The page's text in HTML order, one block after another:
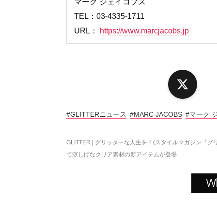
マーク ジェイコブス
TEL：03-4335-1711
URL：
https://www.marcjacobs.jp
#GLITTERニュース #MARC JACOBS #マーク
GLITTER | グリッターな人生を！(スタイルマガジン『グ
て涼しげなクリア素材の新アイテムが登場